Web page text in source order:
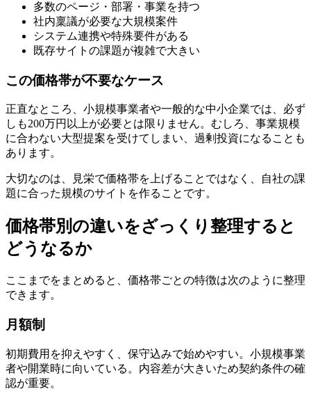
多数のページ・部署・事業を持つ
社内稟議が必要な大規模案件
システム連携や特殊要件がある
既存サイトの課題が複雑で大きい
この価格帯が不要なケース
正直なところ、小規模事業者や一般的な中小企業では、必ず
しも200万円以上が必要とは限りません。むしろ、事業規模
に合わない大型提案を受けてしまい、過剰投資になることも
あります。
大切なのは、見栄で価格帯を上げることではなく、自社の課
題に合った規模のサイトを作ることです。
価格帯別の違いをざっくり整理すると
どうなるか
ここまでをまとめると、価格帯ごとの特徴は次のように整理
できます。
月額制
初期費用を抑えやすく、保守込みで始めやすい。小規模事業
者や開業時に向いている。内容差が大きいため契約条件の確
認が重要。